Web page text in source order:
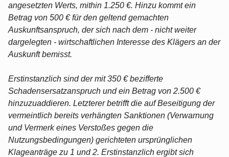
angesetzten Werts, mithin 1.250 €. Hinzu kommt ein
Betrag von 500 € für den geltend gemachten
Auskunftsanspruch, der sich nach dem - nicht weiter
dargelegten - wirtschaftlichen Interesse des Klägers an der
Auskunft bemisst.
Erstinstanzlich sind der mit 350 € bezifferte
Schadensersatzanspruch und ein Betrag von 2.500 €
hinzuzuaddieren. Letzterer betrifft die auf Beseitigung der
vermeintlich bereits verhängten Sanktionen (Verwarnung
und Vermerk eines Verstoßes gegen die
Nutzungsbedingungen) gerichteten ursprünglichen
Klageanträge zu 1 und 2. Erstinstanzlich ergibt sich